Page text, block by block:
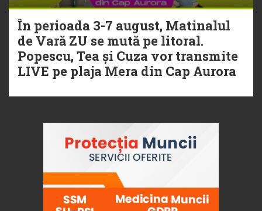
În perioada 3-7 august, Matinalul
de Vară ZU se mută pe litoral.
Popescu, Tea și Cuza vor transmite
LIVE pe plaja Mera din Cap Aurora